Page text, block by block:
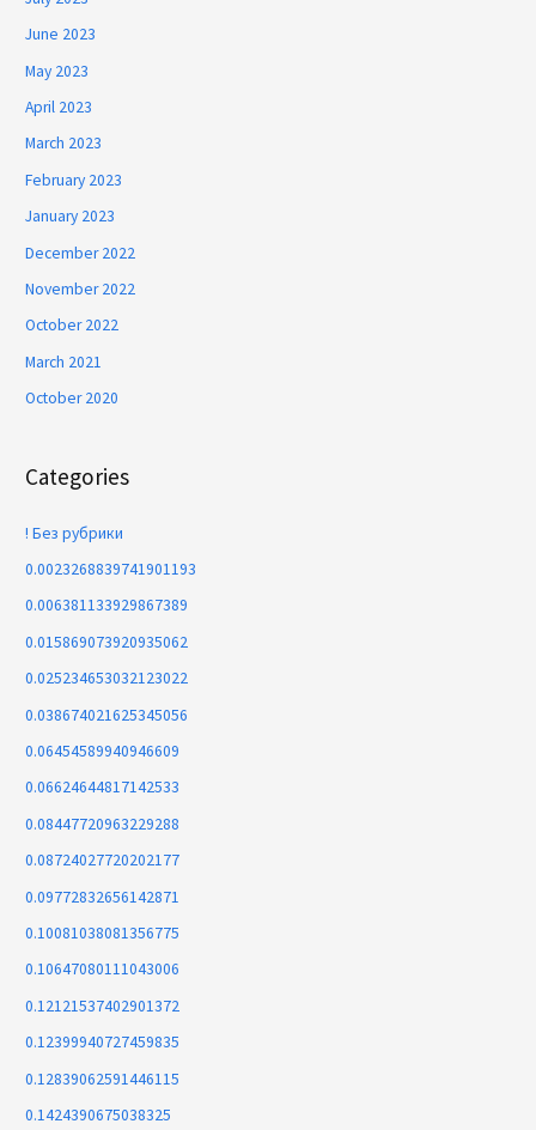
June 2023
May 2023
April 2023
March 2023
February 2023
January 2023
December 2022
November 2022
October 2022
March 2021
October 2020
Categories
! Без рубрики
0.0023268839741901193
0.006381133929867389
0.015869073920935062
0.025234653032123022
0.038674021625345056
0.06454589940946609
0.06624644817142533
0.08447720963229288
0.08724027720202177
0.09772832656142871
0.10081038081356775
0.10647080111043006
0.12121537402901372
0.12399940727459835
0.12839062591446115
0.1424390675038325